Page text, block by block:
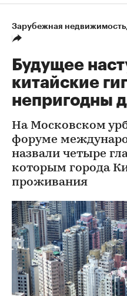
Зарубежная недвижимость
Будущее
китайские
непригодны
На Московском
форуме
назвали четыре
которым города
проживания